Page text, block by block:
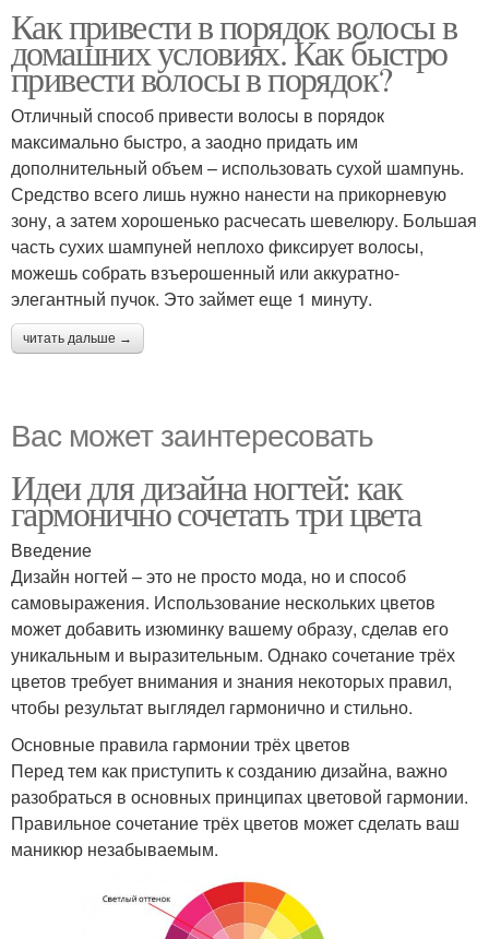
Как привести в порядок волосы в
домашних условиях. Как быстро
привести волосы в порядок?
Отличный способ привести волосы в порядок
максимально быстро, а заодно придать им
дополнительный объем – использовать сухой шампунь.
Средство всего лишь нужно нанести на прикорневую
зону, а затем хорошенько расчесать шевелюру. Большая
часть сухих шампуней неплохо фиксирует волосы,
можешь собрать взъерошенный или аккуратно-
элегантный пучок. Это займет еще 1 минуту.
читать дальше →
Вас может заинтересовать
Идеи для дизайна ногтей: как
гармонично сочетать три цвета
Введение
Дизайн ногтей – это не просто мода, но и способ
самовыражения. Использование нескольких цветов
может добавить изюминку вашему образу, сделав его
уникальным и выразительным. Однако сочетание трёх
цветов требует внимания и знания некоторых правил,
чтобы результат выглядел гармонично и стильно.
Основные правила гармонии трёх цветов
Перед тем как приступить к созданию дизайна, важно
разобраться в основных принципах цветовой гармонии.
Правильное сочетание трёх цветов может сделать ваш
маникюр незабываемым.